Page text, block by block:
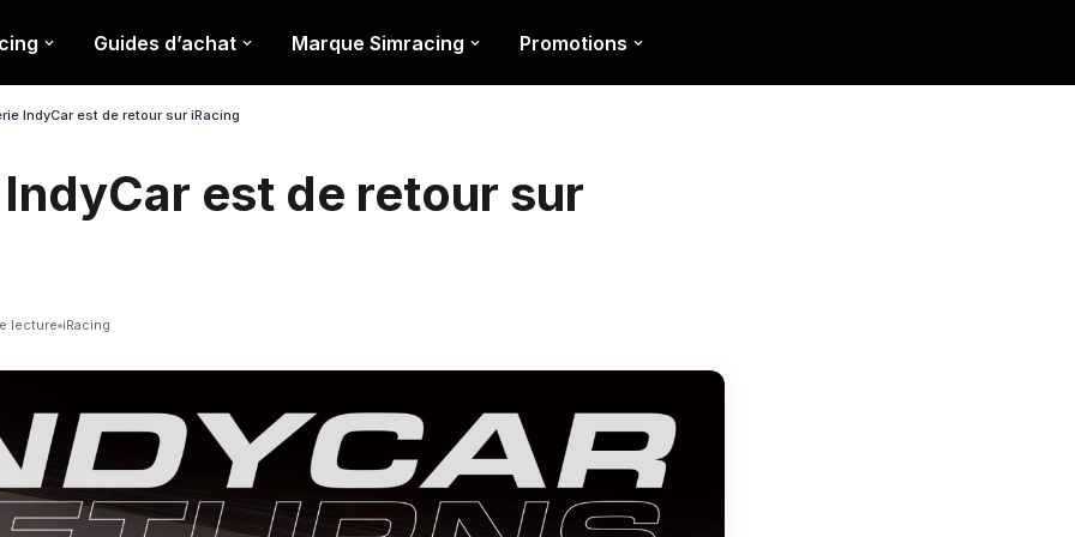
Guides d’achat Marque Simracing Promotions
IndyCar est de retour sur iRacing
est de retour sur
lecture iRacing